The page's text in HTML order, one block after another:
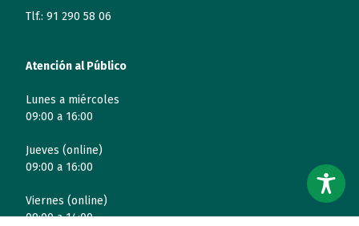
Tlf.: 91 290 58 06
Atención al Público
Lunes a miércoles
09:00 a 16:00
Jueves (online)
09:00 a 16:00
Viernes (online)
09:00 a 14:00